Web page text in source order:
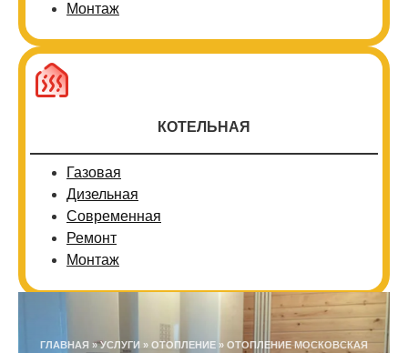
Монтаж
КОТЕЛЬНАЯ
Газовая
Дизельная
Современная
Ремонт
Монтаж
ГЛАВНАЯ »УСЛУГИ » ОТОПЛЕНИЕ » ОТОПЛЕНИЕ МОСКОВСКАЯ